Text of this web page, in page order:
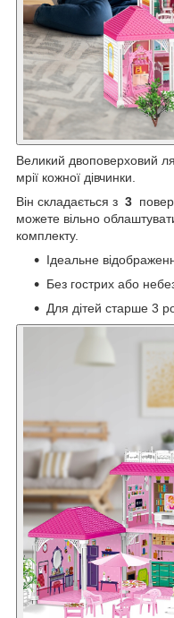
Великий двоповерховий
мрії кожної дівчинки.
Він складається з 3
можете вільно
комплекту.
Ідеальне
Без гострих або
Для дітей старше 3